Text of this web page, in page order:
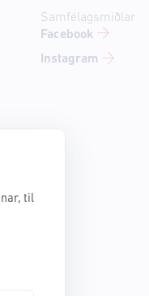
til
Samfélagsmiðlar
Facebook
Instagram